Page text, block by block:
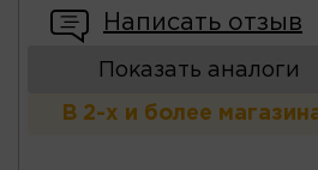
Написать отзыв
Показать аналоги
В 2-х и более